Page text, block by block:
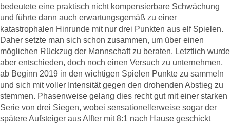
bedeutete eine praktisch nicht kompensierbare Schwächung
und führte dann auch erwartungsgemäß zu einer
katastrophalen Hinrunde mit nur drei Punkten aus elf Spielen.
Daher setzte man sich schon zusammen, um über einen
möglichen Rückzug der Mannschaft zu beraten. Letztlich wurde
aber entschieden, doch noch einen Versuch zu unternehmen,
ab Beginn 2019 in den wichtigen Spielen Punkte zu sammeln
und sich mit voller Intensität gegen den drohenden Abstieg zu
stemmen. Phasenweise gelang dies recht gut mit einer starken
Serie von drei Siegen, wobei sensationellerweise sogar der
spätere Aufsteiger aus Alfter mit 8:1 nach Hause geschickt